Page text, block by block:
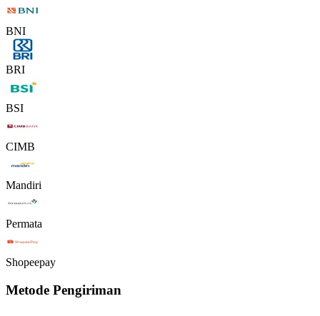
BNI
BRI
BSI
CIMB
Mandiri
Permata
Shopeepay
Metode Pengiriman